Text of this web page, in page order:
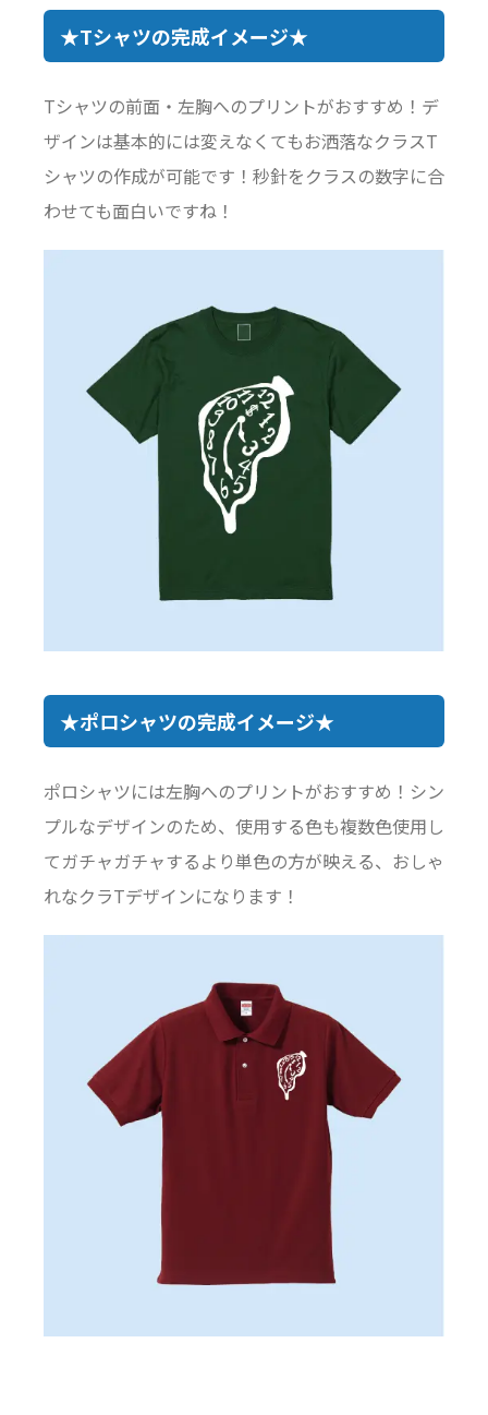
★Tシャツの完成イメージ★
Tシャツの前面・左胸へのプリントがおすすめ！デ
ザインは基本的には変えなくてもお洒落なクラスT
シャツの作成が可能です！秒針をクラスの数字に合
わせても面白いですね！
★ポロシャツの完成イメージ★
ポロシャツには左胸へのプリントがおすすめ！シン
プルなデザインのため、使用する色も複数色使用し
てガチャガチャするより単色の方が映える、おしゃ
れなクラTデザインになります！